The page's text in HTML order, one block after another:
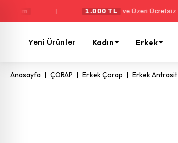
| 1.000 TL ve Üzeri Ücretsiz Kargo
Yeni Ürünler Kadın Erkek
Anasayfa ÇORAP Erkek Çorap Erkek